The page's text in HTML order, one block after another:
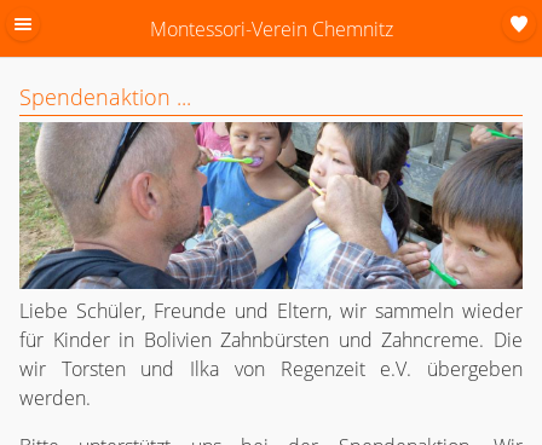
Montessori-Verein Chemnitz
Spendenaktion ...
Liebe Schüler, Freunde und Eltern, wir sammeln wieder
für Kinder in Bolivien Zahnbürsten und Zahncreme. Die
wir Torsten und Ilka von Regenzeit e.V. übergeben
werden.